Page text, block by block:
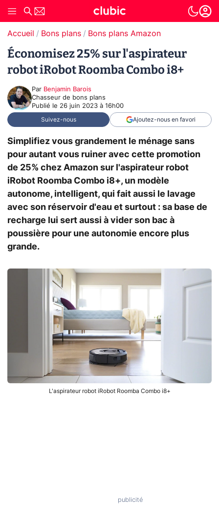
Accueil Bons plans Bons plans Amazon
Économisez 25% sur l'aspirateur
robot iRobot Roomba Combo i8+
Par Benjamin Barois
Chasseur de bons plans
Publié le 26 juin 2023 à 16h00
Suivez-nous Ajoutez-nous en favori
Simplifiez vous grandement le ménage sans
pour autant vous ruiner avec cette promotion
de 25% chez Amazon sur l'aspirateur robot
iRobot Roomba Combo i8+, un modèle
autonome, intelligent, qui fait aussi le lavage
avec son réservoir d'eau et surtout : sa base de
recharge lui sert aussi à vider son bac à
poussière pour une autonomie encore plus
grande.
L'aspirateur robot iRobot Roomba Combo i8+